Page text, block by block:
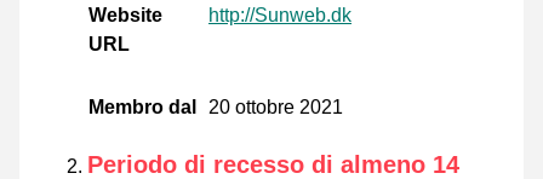
Website
URL
http://Sunweb.dk
Membro dal 20 ottobre 2021
Periodo di recesso di almeno 14